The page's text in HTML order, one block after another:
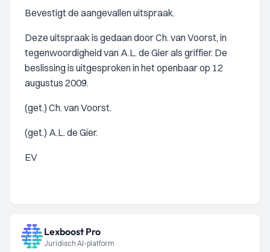
Bevestigt de aangevallen uitspraak.
Deze uitspraak is gedaan door Ch. van Voorst, in
tegenwoordigheid van A.L. de Gier als griffier. De
beslissing is uitgesproken in het openbaar op 12
augustus 2009.
(get.) Ch. van Voorst.
(get.) A.L. de Gier.
EV
Lexboost Pro
Juridisch AI-platform